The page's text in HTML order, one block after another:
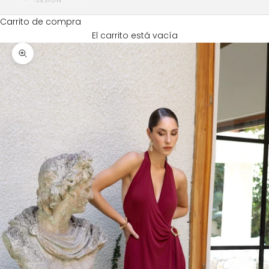
Carrito de compra
El carrito está vacía
Zoom